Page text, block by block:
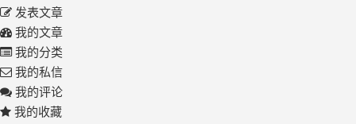
发表文章
我的文章
我的分类
我的私信
我的评论
我的收藏